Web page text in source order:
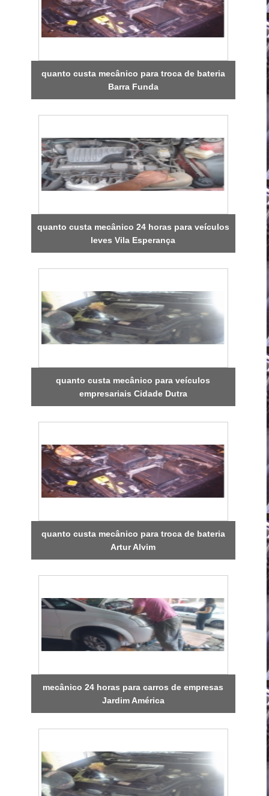
quanto custa mecânico para troca de bateria
Barra Funda
quanto custa mecânico 24 horas para veículos
leves Vila Esperança
quanto custa mecânico para veículos
empresariais Cidade Dutra
quanto custa mecânico para troca de bateria
Artur Alvim
mecânico 24 horas para carros de empresas
Jardim América